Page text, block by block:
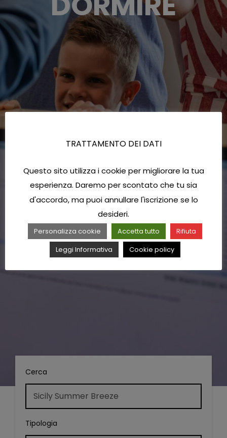
Cerca
Tipologia
TRATTAMENTO DEI DATI
Questo sito utilizza i cookie per migliorare la tua
esperienza. Daremo per scontato che tu sia
d'accordo, ma puoi annullare l'iscrizione se lo
desideri.
Personalizza cookie Accetta tutto
Rifiuta
Leggi Informativa
Cookie policy